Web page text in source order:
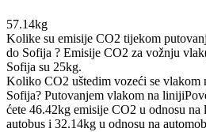
57.14kg
Kolike su emisije CO2 tijekom
do Sofija ? Emisije CO2 za vožnju
Sofija su 25kg.
Koliko CO2 uštedim vozeći se vlakom
Sofija? Putovanjem vlakom na
ćete 46.42kg emisije CO2 u odnosu na
autobus i 32.14kg u odnosu na